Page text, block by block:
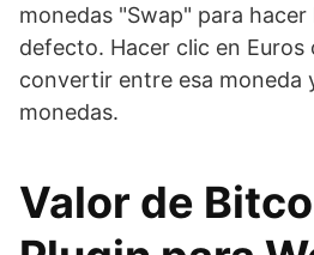
monedas "Swap" para
defecto. Hacer clic en Euros
convertir entre esa moneda
monedas.
Valor de